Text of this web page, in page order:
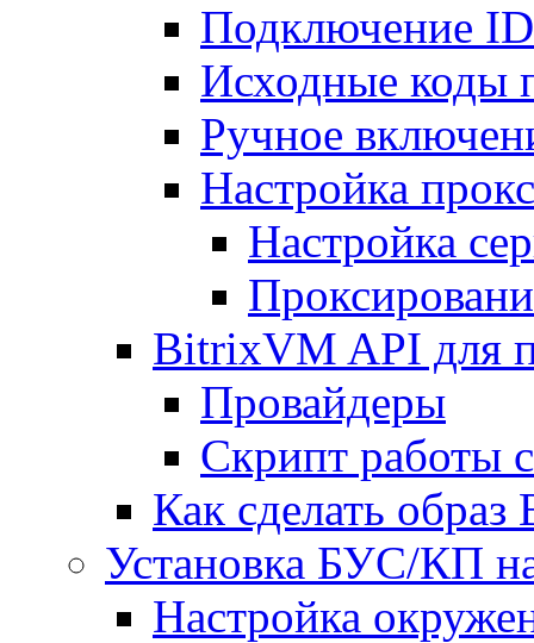
Подключение
Исходные коды
Ручное
Настройка
Настройка
BitrixVM API для
Провайдеры
Скрипт работы
Как сделать
Установка БУС/КП
Настройка